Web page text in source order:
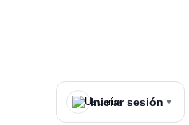
Iniciar sesión